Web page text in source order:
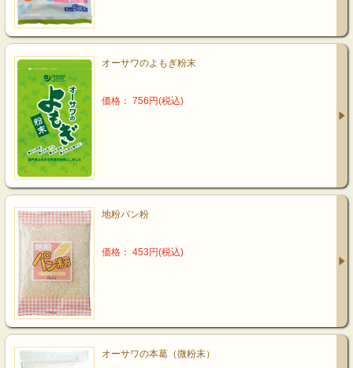
オーサワのよもぎ粉末
価格： 756円(税込)
地粉パン粉
価格： 453円(税込)
オーサワの本葛（微粉末）